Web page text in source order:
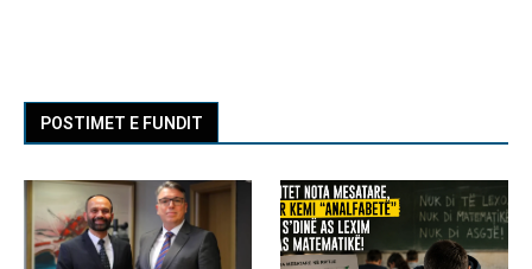
POSTIMET E FUNDIT